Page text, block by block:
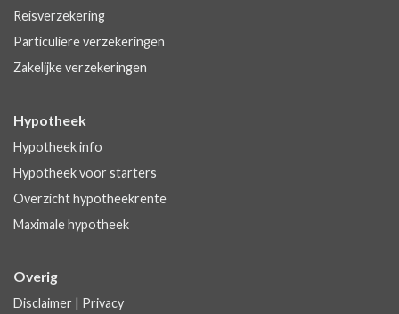
Reisverzekering
Particuliere verzekeringen
Zakelijke verzekeringen
Hypotheek
Hypotheek info
Hypotheek voor starters
Overzicht hypotheekrente
Maximale hypotheek
Overig
Disclaimer | Privacy